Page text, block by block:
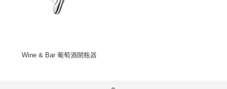
Wine & Bar 葡萄酒開瓶器